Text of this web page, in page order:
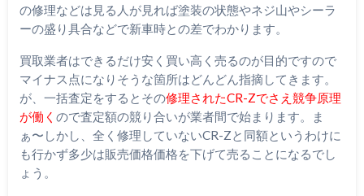
の修理などは見る人が見れば塗装の状態やネジ山やシーラ
ーの盛り具合などで新車時との差でわかります。
買取業者はできるだけ安く買い高く売るのが目的ですので
マイナス点になりそうな箇所はどんどん指摘してきます。
が、一括査定をするとその修理されたCR-Zでさえ競争原理
が働く ので査定額の競り合いが業者間で始まります。ま
ぁ〜しかし、全く修理していないCR-Zと同額というわけに
も行かず多少は販売価格価格を下げて売ることになるでし
ょう。